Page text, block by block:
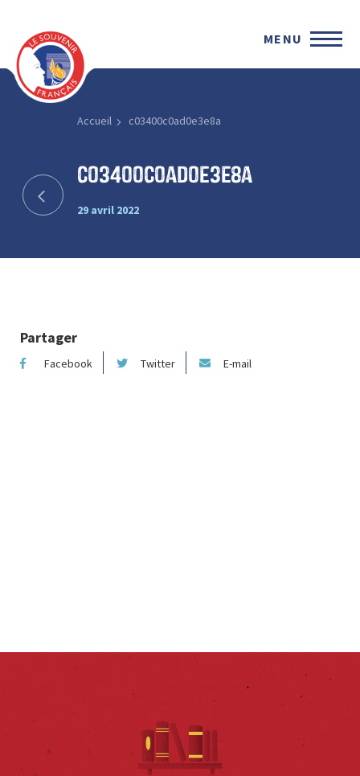
MENU
Accueil c03400c0ad0e3e8a
c03400c0ad0e3e8a
29 avril 2022
Partager
Facebook Twitter E-mail